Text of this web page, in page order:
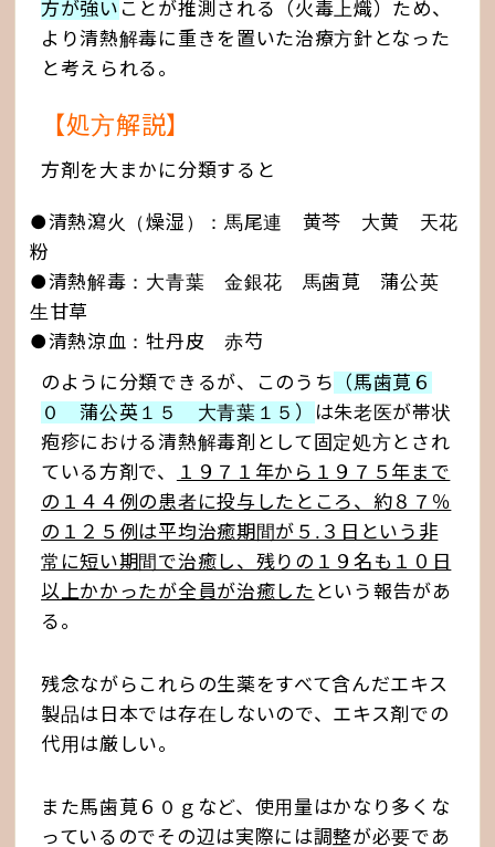
方が強い ことが推測される（火毒上熾）ため、
より清熱解毒に重きを置いた治療方針となった
と考えられる。
【処方解説】
方剤を大まかに分類すると
●清熱瀉火（燥湿）：馬尾連 黄芩 大黄 天花
粉
●清熱解毒：大青葉 金銀花 馬歯莧 蒲公英
生甘草
●清熱涼血：牡丹皮 赤芍
のように分類できるが、このうち
（馬歯莧６
０ 蒲公英１５ 大青葉１５）
は朱老医が帯状
疱疹における清熱解毒剤として固定処方とされ
ている方剤で、
１９７１年から１９７５年まで
の１４４例の患者に投与したところ、約８７％
の１２５例は平均治癒期間が５.３日という非
常に短い期間で治癒し、残りの１９名も１０日
以上かかったが全員が治癒した という報告があ
る。
残念ながらこれらの生薬をすべて含んだエキス
製品は日本では存在しないので、エキス剤での
代用は厳しい。
また馬歯莧６０ｇなど、使用量はかなり多くな
っているのでその辺は実際には調整が必要であ